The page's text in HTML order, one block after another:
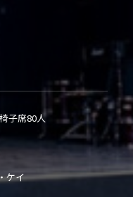
子席80人
ケイ